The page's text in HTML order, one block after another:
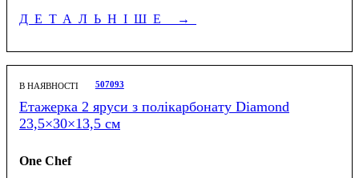
ДЕТАЛЬНІШЕ →
В НАЯВНОСТІ 507093
Етажерка 2 яруси з полікарбонату Diamond
23,5×30×13,5 см
One Chef